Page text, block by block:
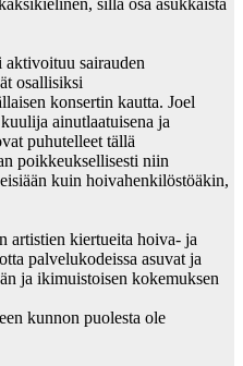
sillä osa asukkaista
sairauden
osallisiksi
konsertin kautta. Joel
ainutlaatuisena ja
puhutelleet tällä
poikkeuksellisesti niin
kuin hoivahenkilöstöäkin,
artistien kiertueita hoiva- ja
palvelukodeissa asuvat ja
ja ikimuistoisen kokemuksen
kunnon puolesta ole